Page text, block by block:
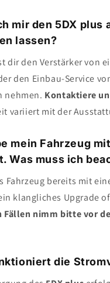
mir den 5DX
lassen?
dir den Verstärker von
den Einbau-Service
nehmen. Kontaktiere
variiert mit der
mein Fahrzeug
Was muss ich
Fahrzeug bereits mit
klangliches Upgrade
Fällen nimm bitte vor
die